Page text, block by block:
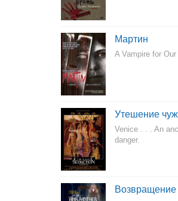
Мартин
A Vampire for
Утешение
Venice . . . An
danger.
Возвращение